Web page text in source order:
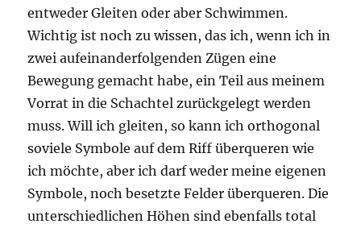
entweder Gleiten oder aber Schwimmen.
Wichtig ist noch zu wissen, das ich, wenn ich in
zwei aufeinanderfolgenden Zügen eine
Bewegung gemacht habe, ein Teil aus meinem
Vorrat in die Schachtel zurückgelegt werden
muss. Will ich gleiten, so kann ich orthogonal
soviele Symbole auf dem Riff überqueren wie
ich möchte, aber ich darf weder meine eigenen
Symbole, noch besetzte Felder überqueren. Die
unterschiedlichen Höhen sind ebenfalls total